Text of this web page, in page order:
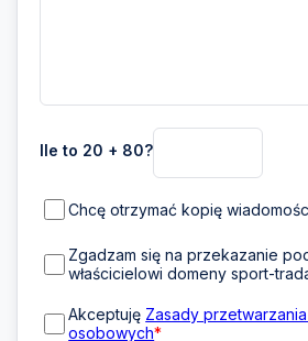
Ile to 20 + 80?
Chcę otrzymać kopię
Zgadzam się na przekazanie
właścicielowi domeny sport-
Akceptuję Zasady
osobowych*